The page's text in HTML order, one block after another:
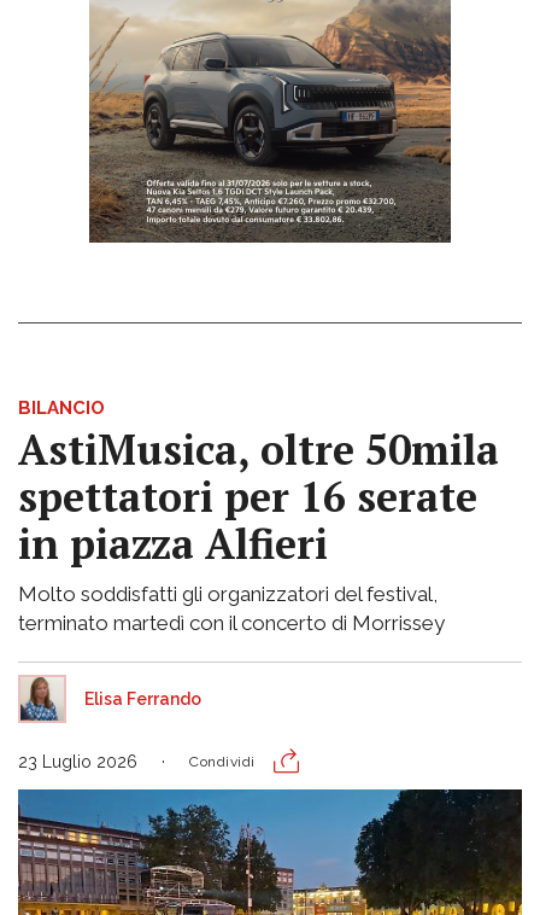
BILANCIO
AstiMusica, oltre 50mila
spettatori per 16 serate
in piazza Alfieri
Molto soddisfatti gli organizzatori del festival,
terminato martedì con il concerto di Morrissey
Elisa Ferrando
23 Luglio 2026 Condividi